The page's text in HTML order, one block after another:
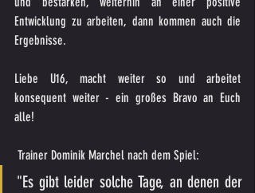
Entwicklung zu arbeiten, dann kommen auch die
Ergebnisse.
Liebe U16, macht weiter so und arbeitet
konsequent weiter - ein großes Bravo an Euch
alle!
Trainer Dominik Marchel nach dem Spiel:
"Es gibt leider solche Tage, an denen der